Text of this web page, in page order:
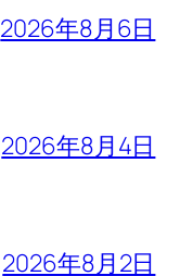
2026年8月6日
2026年8月4日
2026年8月2日